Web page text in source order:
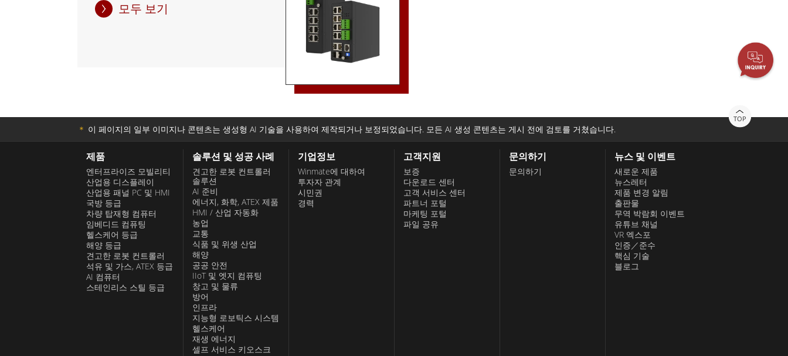
고 운영 효율성을 향상시킵니다. 부식, 먼지, 방수 기능을
지원하도록 설계되어 안정적인 전기 제어를 보장하고 해상
모두 보기
TOP
＊ 이 페이지의 일부 이미지나 콘텐츠는 생성형 AI 기술을 사용하여 제작되거나 보정되었습니다. 모든 AI 생성 콘텐츠는 게시 전에 검토를 거쳤습니다.
제품
엔터프라이즈 모빌리티
산업용 디스플레이
산업용 패널 PC 및 HMI
국방 등급
차량 탑재형 컴퓨터
임베디드 컴퓨팅
헬스케어 등급
해양 등급
견고한 로봇 컨트롤러
석유 및 가스, ATEX 등급
AI 컴퓨터
스테인리스 스틸 등급
솔루션 및 성공 사례
견고한 로봇 컨트롤러
솔루션
AI 준비
에너지, 화학, ATEX 제품
HMI / 산업 자동화
농업
교통
식품 및 위생 산업
해양
공공 안전
IIoT 및 엣지 컴퓨팅
창고 및 물류
방어
인프라
지능형 로보틱스 시스템
헬스케어
재생 에너지
셀프 서비스 키오스크
기업정보
Winmate에 대하여
투자자 관계
시민권
경력
고객지원
보증
다운로드 센터
고객 서비스 센터
파트너 포털
마케팅 포털
파일 공유
문의하기
문의하기
뉴스 및 이벤트
새로운 제품
뉴스레터
제품 변경 알림
출판물
무역 박람회 이벤트
유튜브 채널
VR 엑스포
인증／준수
핵심 기술
블로그